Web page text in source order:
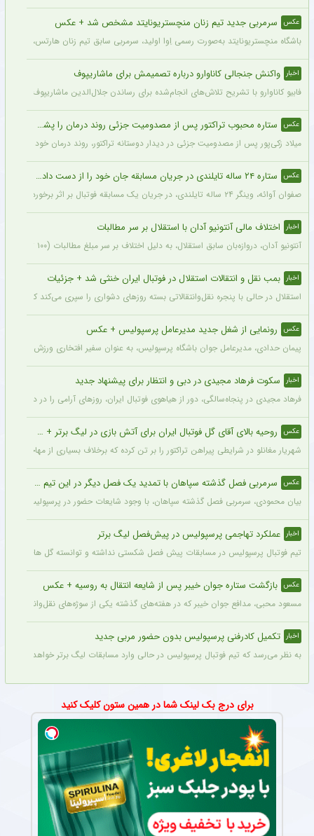
عکس سرمربی جدید تیم زنان منچستریونایتد مشخص شد + عکس
باشگاه منچستریونایتد به‌صورت رسمی اِوا اولید، سرمربی سابق تیم زنان هارتس، را
اخبار واکنش جنجالی کاناوارو درباره تصمیمش برای ماشاریپوف
فابیو کاناوارو با تشریح تلاش‌های انجام‌شده برای رساندن جلال‌الدین ماشاریپوف به
عکس ستاره محبوب تراکتور پس از مصدومیت جزئی روند درمان را پشت سر گذاشت + عکس
میلاد زکی‌پور پس از مصدومیت جزئی در دیدار دوستانه تراکتور، روند درمان خود را
عکس ستاره ۲۴ ساله تایلندی در جریان مسابقه جان خود را از دست داد + عکس
صفوان آوائه، وینگر ۲۴ ساله تایلندی، در جریان یک مسابقه فوتبال بر اثر برخورد صاعقه جان خود را از دست داد.
اخبار اختلاف مالی آنتونیو آدان با استقلال بر سر مطالبات
آنتونیو آدان، دروازه‌بان سابق استقلال، به دلیل اختلاف بر سر مبلغ مطالبات (۱۰۰ تا ۲۰۰ هزار یورو) قصد شکایت از باشگاه را دارد.
اخبار بمب نقل و انتقالات استقلال در فوتبال ایران خنثی شد + جزئیات
استقلال در حالی با پنجره نقل‌وانتقالاتی بسته روزهای دشواری را سپری می‌کند که در
عکس رونمایی از شغل جدید مدیرعامل پرسپولیس + عکس
پیمان حدادی، مدیرعامل جوان باشگاه پرسپولیس، به عنوان سفیر افتخاری ورزش چوگان
اخبار سکوت فرهاد مجیدی در دبی و انتظار برای پیشنهاد جدید
فرهاد مجیدی در پنجاه‌سالگی، دور از هیاهوی فوتبال ایران، روزهای آرامی را در دبی
عکس روحیه بالای آقای گل فوتبال ایران برای آتش بازی در لیگ برتر + عکس
شهریار مغانلو در شرایطی پیراهن تراکتور را بر تن کرده که برخلاف بسیاری از مهاجمان
عکس سرمربی فصل گذشته سپاهان با تمدید یک فصل دیگر در این تیم ماند + عکس
بیان محمودی، سرمربی فصل گذشته سپاهان، با وجود شایعات حضور در پرسپولیس،
اخبار عملکرد تهاجمی پرسپولیس در پیش‌فصل لیگ برتر
تیم فوتبال پرسپولیس در مسابقات پیش فصل شکستی نداشته و توانسته گل های زیادی
عکس بازگشت ستاره جوان خیبر پس از شایعه انتقال به روسیه + عکس
مسعود محبی، مدافع جوان خیبر که در هفته‌های گذشته یکی از سوژه‌های نقل‌وانتقالات
اخبار تکمیل کادرفنی پرسپولیس بدون حضور مربی جدید
به نظر می‌رسد که تیم فوتبال پرسپولیس در حالی وارد مسابقات لیگ برتر خواهد شد که
برای درج بک لینک شما در همین ستون کلیک کنید